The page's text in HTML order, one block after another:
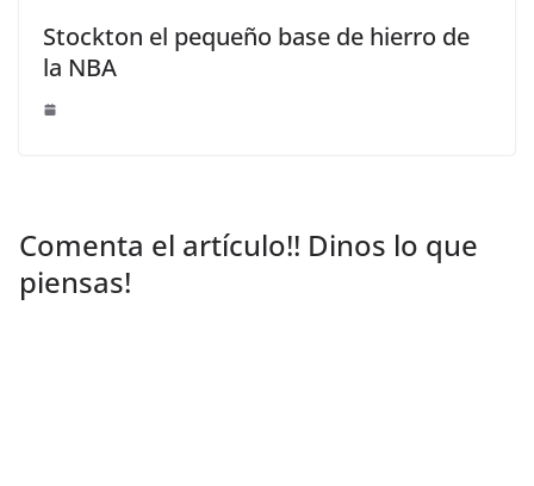
Stockton el pequeño base de hierro de
la NBA
Comenta el artículo!! Dinos lo que
piensas!